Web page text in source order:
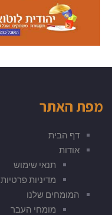
מפת האתר
דף הבית
אודות
תנאי שימוש
מדיניות פרטיות
המומחים שלנו
מומחי העבר